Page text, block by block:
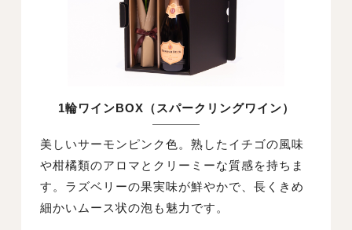
1輪ワインBOX（スパークリングワイン）
美しいサーモンピンク色。熟したイチゴの風味
や柑橘類のアロマとクリーミーな質感を持ちま
す。ラズベリーの果実味が鮮やかで、長くきめ
細かいムース状の泡も魅力です。